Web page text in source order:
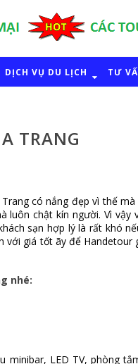
DỊCH VỤ DU LỊCH TƯ
TRANG
có nắng đẹp vì thế mà
luôn chật kín người. Vì vậy
sạn hợp lý là rất khó
với giá tốt ãy để Handetour
nhé:
minibar, LED TV, phòng